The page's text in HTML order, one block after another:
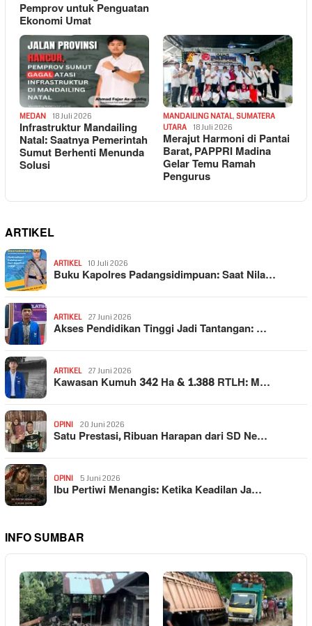
Pemprov untuk Penguatan
Ekonomi Umat
MEDAN 18 Juli 2026
Infrastruktur Mandailing
Natal: Saatnya Pemerintah
Sumut Berhenti Menunda
Solusi
MANDAILING NATAL, SUMATERA
UTARA
18 Juli 2026
Merajut Harmoni di Pantai
Barat, PAPPRI Madina
Gelar Temu Ramah
Pengurus
ARTIKEL
ARTIKEL 10 Juli 2026
Buku Kapolres Padangsidimpuan: Saat Nila…
ARTIKEL 27 Juni 2026
Akses Pendidikan Tinggi Jadi Tantangan: …
ARTIKEL 27 Juni 2026
Kawasan Kumuh 342 Ha & 1.388 RTLH: M…
OPINI 20 Juni 2026
Satu Prestasi, Ribuan Harapan dari SD Ne…
OPINI 5 Juni 2026
Ibu Pertiwi Menangis: Ketika Keadilan Ja…
INFO SUMBAR